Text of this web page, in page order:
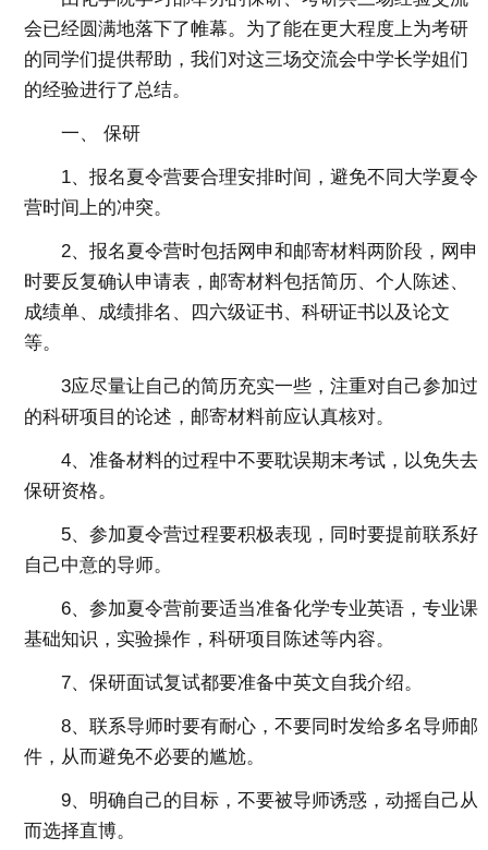
会已经圆满地落下了帷幕。为了能在更大程度上为考研
的同学们提供帮助，我们对这三场交流会中学长学姐们
的经验进行了总结。
一、 保研
1、报名夏令营要合理安排时间，避免不同大学夏令
营时间上的冲突。
2、报名夏令营时包括网申和邮寄材料两阶段，网申
时要反复确认申请表，邮寄材料包括简历、个人陈述、
成绩单、成绩排名、四六级证书、科研证书以及论文
等。
3应尽量让自己的简历充实一些，注重对自己参加过
的科研项目的论述，邮寄材料前应认真核对。
4、准备材料的过程中不要耽误期末考试，以免失去
保研资格。
5、参加夏令营过程要积极表现，同时要提前联系好
自己中意的导师。
6、参加夏令营前要适当准备化学专业英语，专业课
基础知识，实验操作，科研项目陈述等内容。
7、保研面试复试都要准备中英文自我介绍。
8、联系导师时要有耐心，不要同时发给多名导师邮
件，从而避免不必要的尴尬。
9、明确自己的目标，不要被导师诱惑，动摇自己从
而选择直博。